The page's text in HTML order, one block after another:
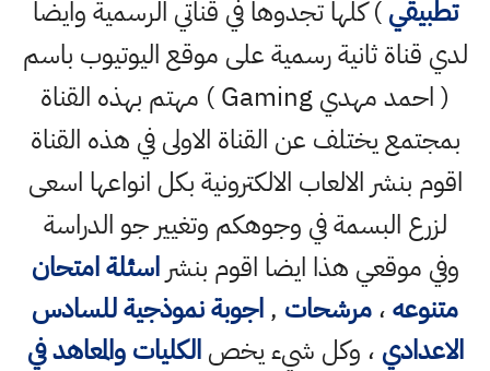
تطبيقي) كلها تجدوها في قناتي الرسمية وايضا
لدي قناة ثانية رسمية على موقع اليوتيوب باسم
( احمد مهدي Gaming ) مهتم بهذه القناة
بمجتمع يختلف عن القناة الاولى في هذه القناة
اقوم بنشر الالعاب الالكترونية بكل انواعها اسعى
لزرع البسمة في وجوهكم وتغيير جو الدراسة
وفي موقعي هذا ايضا اقوم بنشراسئلة امتحان
متنوعه،مرشحات ,اجوبة نموذجية للسادس
الاعدادي ، وكل شيء يخصالكليات والمعاهد في